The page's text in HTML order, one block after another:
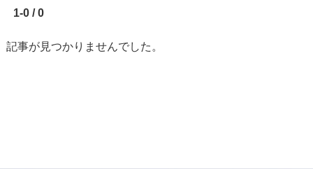
1-0 / 0
記事が見つかりませんでした。